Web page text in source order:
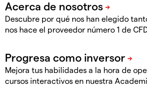
Descubre por qué nos han elegido
nos hace el proveedor número 1 de
Mejora tus habilidades a la hora de
cursos interactivos en nuestra